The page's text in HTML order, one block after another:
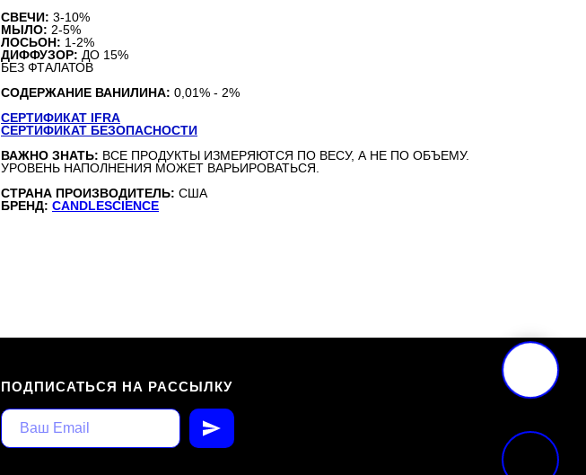
СВЕЧИ: 3-10%
МЫЛО: 2-5%
ЛОСЬОН: 1-2%
ДИФФУЗОР: ДО 15%
БЕЗ ФТАЛАТОВ
СОДЕРЖАНИЕ ВАНИЛИНА: 0,01% - 2%
СЕРТИФИКАТ IFRA
СЕРТИФИКАТ БЕЗОПАСНОСТИ
ВАЖНО ЗНАТЬ: ВСЕ ПРОДУКТЫ ИЗМЕРЯЮТСЯ ПО ВЕСУ, А НЕ ПО ОБЪЕМУ.
УРОВЕНЬ НАПОЛНЕНИЯ МОЖЕТ ВАРЬИРОВАТЬСЯ.
СТРАНА ПРОИЗВОДИТЕЛЬ: США
БРЕНД: CANDLESCIENCE
ПОДПИСАТЬСЯ НА РАССЫЛКУ